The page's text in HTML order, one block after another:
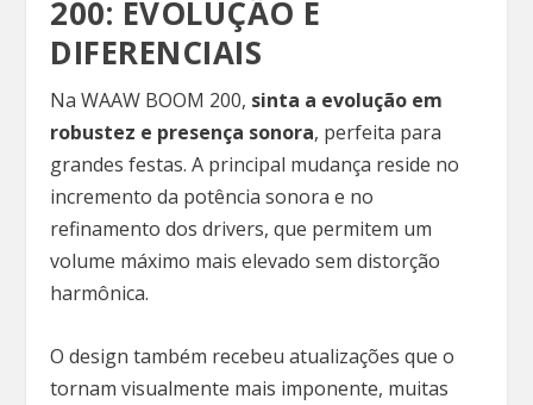
200: EVOLUÇÃO E
DIFERENCIAIS
Na WAAW BOOM 200, sinta a evolução em
robustez e presença sonora, perfeita para
grandes festas. A principal mudança reside no
incremento da potência sonora e no
refinamento dos drivers, que permitem um
volume máximo mais elevado sem distorção
harmônica.
O design também recebeu atualizações que o
tornam visualmente mais imponente, muitas